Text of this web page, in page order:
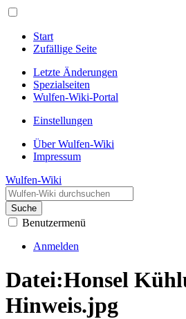
Start
Zufällige Seite
Letzte Änderungen
Spezialseiten
Wulfen-Wiki-Portal
Einstellungen
Über Wulfen-Wiki
Impressum
Wulfen-Wiki
Suche
Benutzermenü
Anmelden
Datei:Honsel
Hinweis.jpg